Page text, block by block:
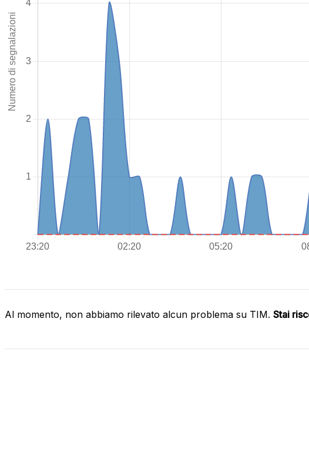
Al momento, non abbiamo rilevato alcun problema su TIM. Stai